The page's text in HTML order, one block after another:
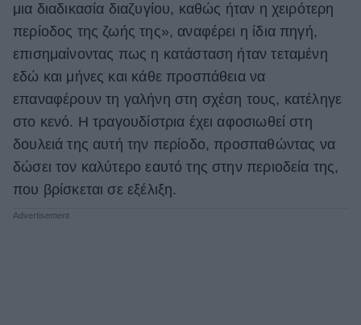
μια διαδικασία διαζυγίου, καθώς ήταν η χειρότερη
περίοδος της ζωής της», αναφέρει η ίδια πηγή,
επισημαίνοντας πως η κατάσταση ήταν τεταμένη
εδώ και μήνες και κάθε προσπάθεια να
επαναφέρουν τη γαλήνη στη σχέση τους, κατέληγε
στο κενό. Η τραγουδίστρια έχει αφοσιωθεί στη
δουλειά της αυτή την περίοδο, προσπαθώντας να
δώσει τον καλύτερο εαυτό της στην περιοδεία της,
που βρίσκεται σε εξέλιξη.